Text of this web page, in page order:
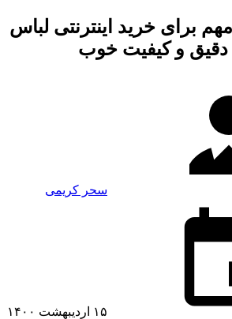
برای خرید اینترنتی لباس
دقیق و کیفیت خوب
سحر کریمی
۱۵ اردیبهشت ۱۴۰۰